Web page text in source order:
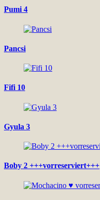
Pumi 4
Pancsi
Fifi 10
Gyula 3
Boby 2 +++vorreserviert+++